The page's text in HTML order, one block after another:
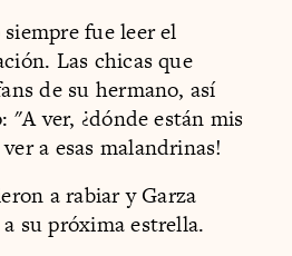
fue leer el
Las chicas que
de su hermano, así
"A ver, ¿dónde están mis
a esas malandrinas!
a rabiar y Garza
su próxima estrella.